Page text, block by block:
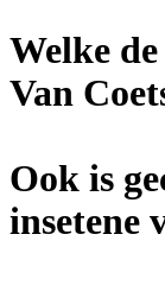
Welke
Van
Ook is
insetene